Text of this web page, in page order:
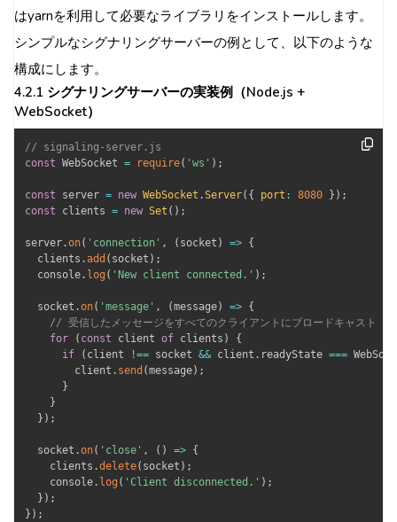
はyarnを利用して必要なライブラリをインストールします。
シンプルなシグナリングサーバーの例として、以下のような
構成にします。
4.2.1 シグナリングサーバーの実装例（Node.js +
WebSocket）
// signaling-server.js
const WebSocket = require( 'ws' ) ;
const server = new WebSocket .Server( { port : 8080 } ) ;
const clients = new Set ( ) ;
server .on( 'connection' , ( socket ) => {
  clients
.add ( socket ) ;
  console
. log ( 'New client connected.' ) ;
  socket
.on( 'message' , (message) => {
// 受信したメッセージをすべてのクライアントにブロードキャスト
for
( const client of clients )
{
if
( client !== socket && client . readyState ===
        client
. send (message) ;
}
}
} ) ;
  socket
.on( 'close' , ( ) => {
    clients
.delete( socket ) ;
    console
. log ( 'Client disconnected.' ) ;
} ) ;
} ) ;